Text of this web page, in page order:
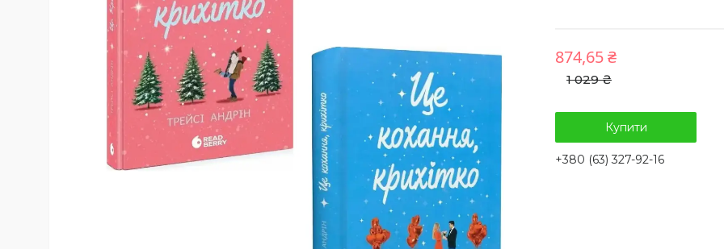
1 029 ₴
874,65 ₴
Купити
+380 (63) 327-92-16